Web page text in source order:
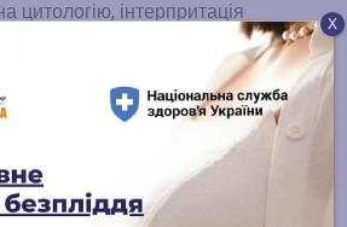
цитологію, інтерпритація
Х